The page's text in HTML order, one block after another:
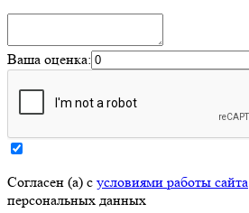
Ваша оценка:
Согласен (а) с условиями работы сайта
персональных данных